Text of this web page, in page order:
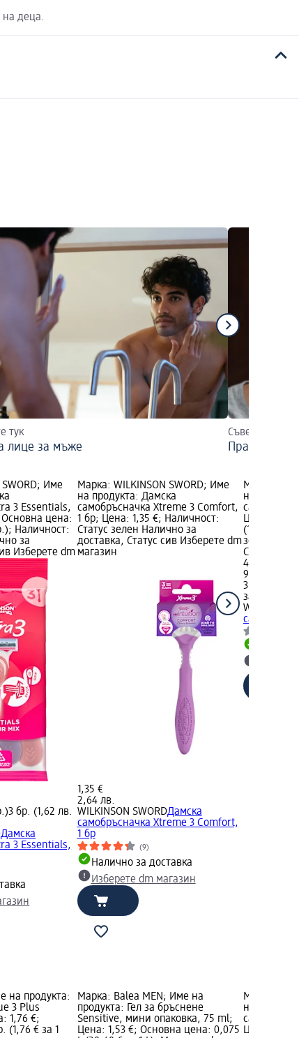
на деца.
тук
лице за мъжe
Съвети и
Правилна
Име
3 Essentials,
цена:
Наличност:
за
Изберете dm
3 бр. (1,62 лв.
Дамска
3 Essentials,
Марка: WILKINSON SWORD; Име
на продукта: Дамска
самобръсначка Xtreme 3 Comfort,
1 бр; Цена: 1,35 €; Наличност:
Статус зелен Налично за
доставка, Статус сив Изберете dm
магазин
1,35 €
2,64 лв.
WILKINSON SWORDДамска
самобръсначка Xtreme 3 Comfort,
1 бр
(9)
Налично за доставка
Изберете dm магазин
Марка:
на
Цена: 4,60
(1,53 € за
зелен
Статус сив
4,60 €
9,00 лв.
3 бр. (1,53
за 1 бр.)
WILKINSON
на продукта:
3 Plus
1,76 €;
(1,76 € за 1
Марка: Balea MEN; Име на
продукта: Гел за бръснене
Sensitive, мини опаковка, 75 ml;
Цена: 1,53 €; Основна цена: 0,075
Марка:
на
Цена: 2,04